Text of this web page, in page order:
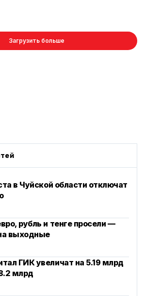
Загрузить больше
в Чуйской области отключат
рубль и тенге просели —
выходные
ГИК увеличат на 5.19 млрд
млрд